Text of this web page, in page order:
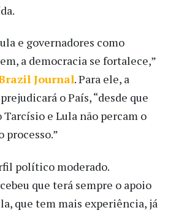
e governadores como
a democracia se fortalece,”
Journal. Para ele, a
o País, “desde que
e Lula não percam o
processo.”
político moderado.
que terá sempre o apoio
que tem mais experiência, já